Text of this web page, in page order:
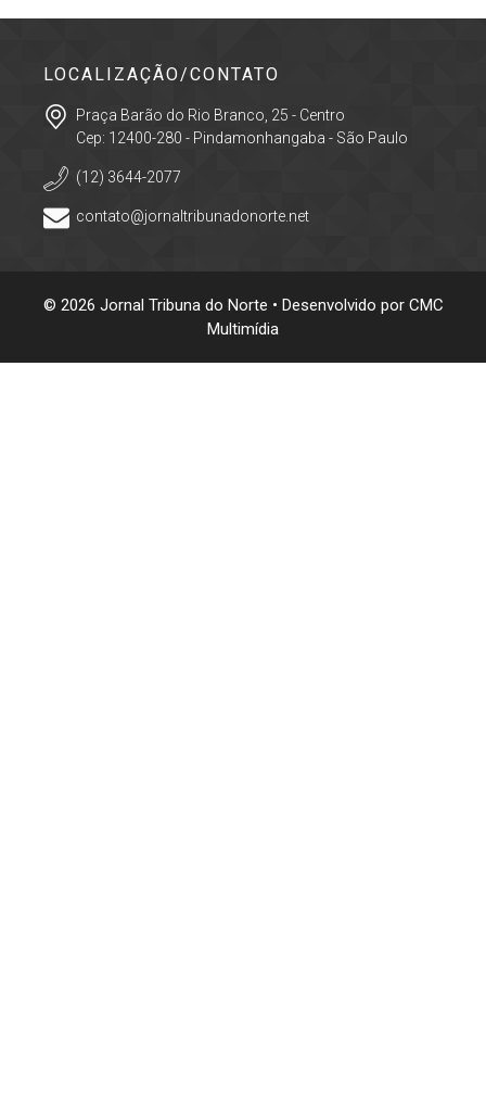
LOCALIZAÇÃO/CONTATO
Praça Barão do Rio Branco, 25 - Centro
Cep: 12400-280 - Pindamonhangaba - São Paulo
(12) 3644-2077
contato@jornaltribunadonorte.net
© 2026 Jornal Tribuna do Norte • Desenvolvido por CMC
Multimídia